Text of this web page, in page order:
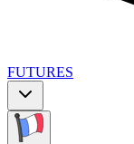
FUTURES